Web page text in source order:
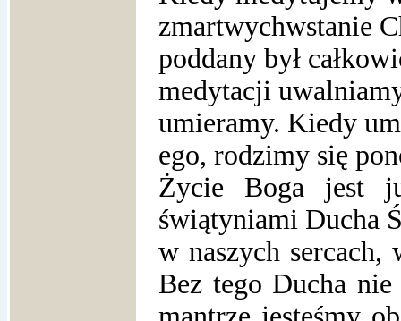
zmartwychwstanie
poddany był
medytacji
umieramy. Kiedy
ego, rodzimy się
Życie Boga jest
świątyniami Ducha
w naszych sercach,
Bez tego Ducha